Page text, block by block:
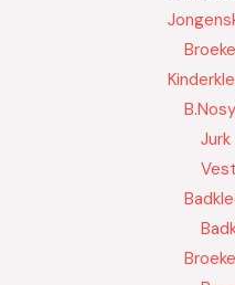
B.Nosy
Jurk
Vest